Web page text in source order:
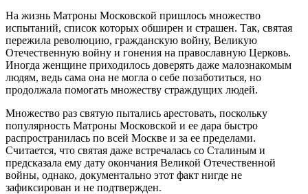
На жизнь Матроны Московской пришлось множество
испытаний, список которых обширен и страшен. Так, святая
пережила революцию, гражданскую войну, Великую
Отечественную войну и гонения на православную Церковь.
Иногда женщине приходилось доверять даже малознакомым
людям, ведь сама она не могла о себе позаботиться, но
продолжала помогать множеству страждущих людей.
Множество раз святую пытались арестовать, поскольку
популярность Матроны Московской и ее дара быстро
распространилась по всей Москве и за ее пределами.
Считается, что святая даже встречалась со Сталиным и
предсказала ему дату окончания Великой Отечественной
войны, однако, документально этот факт нигде не
зафиксирован и не подтвержден.